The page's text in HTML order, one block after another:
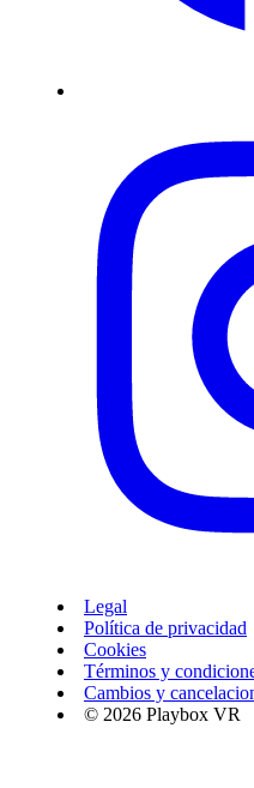
Legal
Política de privacidad
Cookies
Términos y
Cambios y
© 2026 Playbox VR